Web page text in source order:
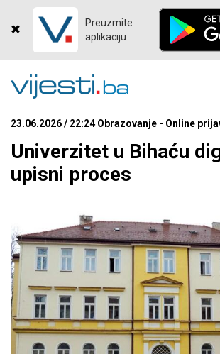
Preuzmite
aplikaciju
23.06.2026 / 22:24 Obrazovanje - Online
Univerzitet u Bihaću
upisni proces